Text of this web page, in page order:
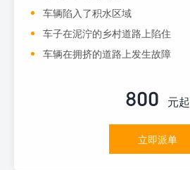
车辆陷入了积水区域
车子在泥泞的乡村道路上陷住
车辆在拥挤的道路上发生故障
800 元起
立即派单